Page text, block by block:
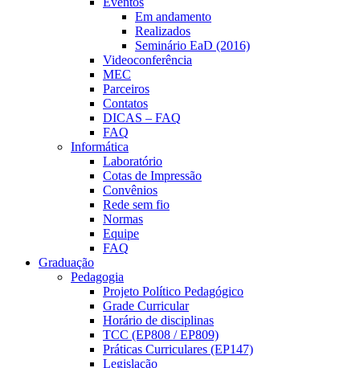
Em andamento
Realizados
Seminário EaD (2016)
Videoconferência
MEC
Parceiros
Contatos
DICAS – FAQ
FAQ
Informática
Laboratório
Cotas de Impressão
Convênios
Rede sem fio
Normas
Equipe
FAQ
Graduação
Pedagogia
Projeto Político Pedagógico
Grade Curricular
Horário de disciplinas
TCC (EP808 / EP809)
Práticas Curriculares (EP147)
Legislação